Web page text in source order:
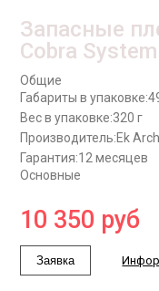
Запасные
Cobra
Общие
Габариты в упаковке:
Вес в упаковке:320 г
Производитель:Ek
Гарантия:12 месяцев
Основные
10 350 руб
Заявка